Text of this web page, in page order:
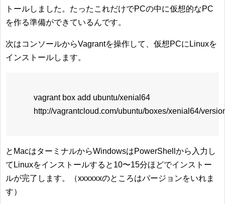
トールしました。たったこれだけでPCの中に仮想的なPC
を作る準備ができているんです。
次はコンソールからVagrantを操作して、仮想PCにLinuxを
インストールします。
vagrant box add ubuntu/xenial64
http://vagrantcloud.com/ubuntu/boxes/xenial64/
とMacはターミナルからWindowsはPowerShellから入力し
てLinuxをインストールすると10〜15分ほどでインストー
ルが完了します。（xxxxxxのところはバージョンをいれま
す）